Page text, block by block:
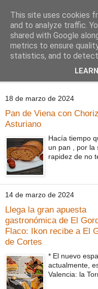
Comoju
La Cocina del Día a Día
18 de marzo de 2024
Pan de Viena con
Asturiano
Hacía tiempo
un pan , por la
rapidez de no
14 de marzo de 2024
Llega la gran apuesta
gastronómica de El
Flaco: Ikon recibe a El
de Cortes
* El nuevo
actualmente,
Valencia: la
This site uses cookies
and to analyze traffic.
shared with Google
metrics to ensure
statistics, and to detect